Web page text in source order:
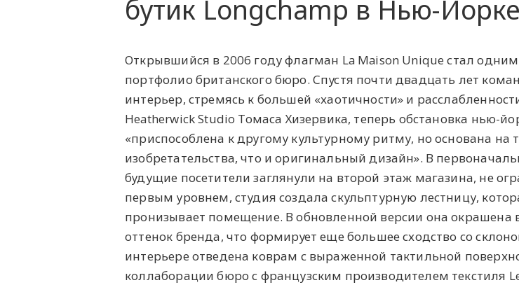
бутик Longchamp в Нью-Йорке
Открывшийся в 2006 году флагман La Maison Unique стал
портфолио британского бюро. Спустя почти двадцать лет
интерьер, стремясь к большей «хаотичности» и
Heatherwick Studio Томаса Хизервика, теперь обстановка нью-
«‎приспособлена к другому культурному ритму, но основана на
изобретательства, что и оригинальный дизайн». В
будущие посетители заглянули на второй этаж магазина, не
первым уровнем, студия создала скульптурную лестницу,
пронизывает помещение. В обновленной версии она
оттенок бренда, что формирует еще большее сходство со
интерьере отведена коврам с выраженной тактильной
коллаборации бюро с французским производителем текстиля